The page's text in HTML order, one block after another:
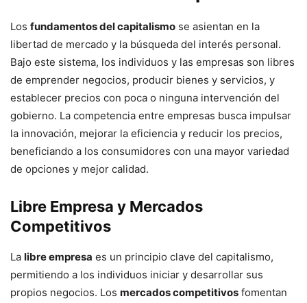
Los fundamentos del capitalismo se asientan en la
libertad de mercado y la búsqueda del interés personal.
Bajo este sistema, los individuos y las empresas son libres
de emprender negocios, producir bienes y servicios, y
establecer precios con poca o ninguna intervención del
gobierno. La competencia entre empresas busca impulsar
la innovación, mejorar la eficiencia y reducir los precios,
beneficiando a los consumidores con una mayor variedad
de opciones y mejor calidad.
Libre Empresa y Mercados
Competitivos
La libre empresa es un principio clave del capitalismo,
permitiendo a los individuos iniciar y desarrollar sus
propios negocios. Los mercados competitivos fomentan